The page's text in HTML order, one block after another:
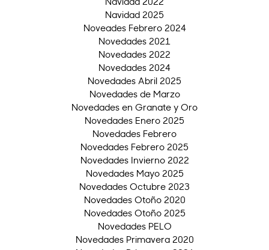
Navidad 2025
Noveades Febrero 2024
Novedades 2021
Novedades 2022
Novedades 2024
Novedades Abril 2025
Novedades de Marzo
Novedades en Granate y Oro
Novedades Enero 2025
Novedades Febrero
Novedades Febrero 2025
Novedades Invierno 2022
Novedades Mayo 2025
Novedades Octubre 2023
Novedades Otoño 2020
Novedades Otoño 2025
Novedades PELO
Novedades Primavera 2020